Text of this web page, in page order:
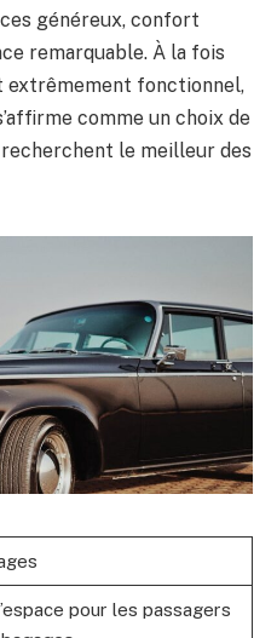
généreux, confort
remarquable. À la fois
extrêmement fonctionnel,
comme un choix de
le meilleur des
pour les passagers